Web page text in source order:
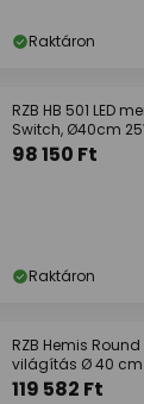
Raktáron
RZB HB 501 LED
Switch, Ø40cm
98 150 Ft
Raktáron
RZB Hemis Round
világítás Ø 40 cm
119 582 Ft